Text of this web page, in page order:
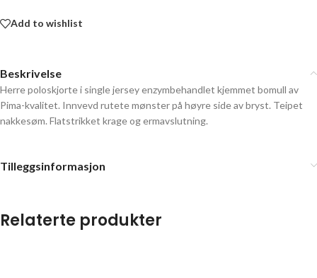
Add to wishlist
Beskrivelse
Herre poloskjorte i single jersey enzymbehandlet kjemmet bomull av
Pima-kvalitet. Innvevd rutete mønster på høyre side av bryst. Teipet
nakkesøm. Flatstrikket krage og ermavslutning.
Tilleggsinformasjon
Relaterte produkter